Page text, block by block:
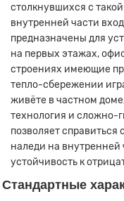
столкнувшихся с
внутренней части
предназначены для
на первых этажах,
строениях имеющие
тепло-сбережении
живёте в частном
технология и сложно-
позволяет справиться
наледи на внутренней
устойчивость к
Стандартные